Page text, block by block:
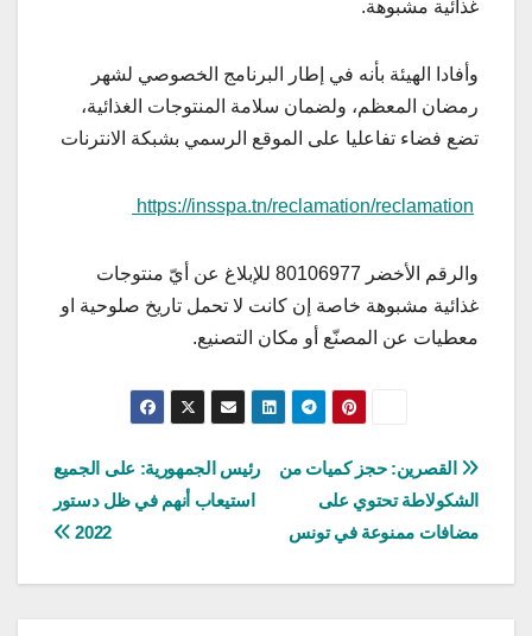
غذائية مشبوهة.
وأفادا الهيئة بأنه في إطار البرنامج الخصوصي لشهر
رمضان المعظم، ولضمان سلامة المنتوجات الغذائية،
تضع فضاء تفاعليا على الموقع الرسمي بشبكة الانترنات
https://insspa.tn/reclamation/reclamation
والرقم الأخضر 80106977 للإبلاغ عن أيّ منتوجات
غذائية مشبوهة خاصة إن كانت لا تحمل تاريخ صلوحية او
معطيات عن المصنّع أو مكان التصنيع.
تصفّح
المقالات
رئيس الجمهورية: على الجميع
استيعاب أنهم في ظل دستور
2022
القصرين: حجز كميات من
الشكولاطة تحتوي على
مضافات ممنوعة في تونس